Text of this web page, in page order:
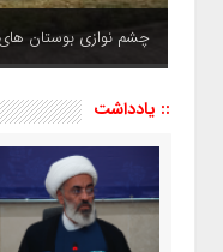
چشم نوازی بوستان های
:: یادداشت